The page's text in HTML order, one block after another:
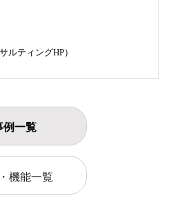
ルティングHP）
例一覧
機能一覧